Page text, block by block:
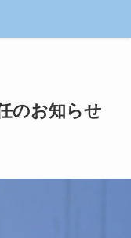
のお知らせ